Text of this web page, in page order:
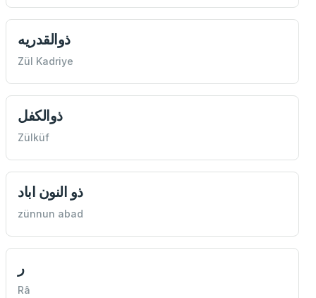
ذوالقدريه
Zül Kadriye
ذوالكفل
Zülküf
ذو النون اباد
zünnun abad
ر
Râ